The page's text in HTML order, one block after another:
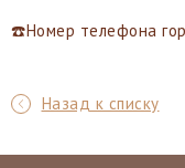
☎️Номер телефона
Назад к списку